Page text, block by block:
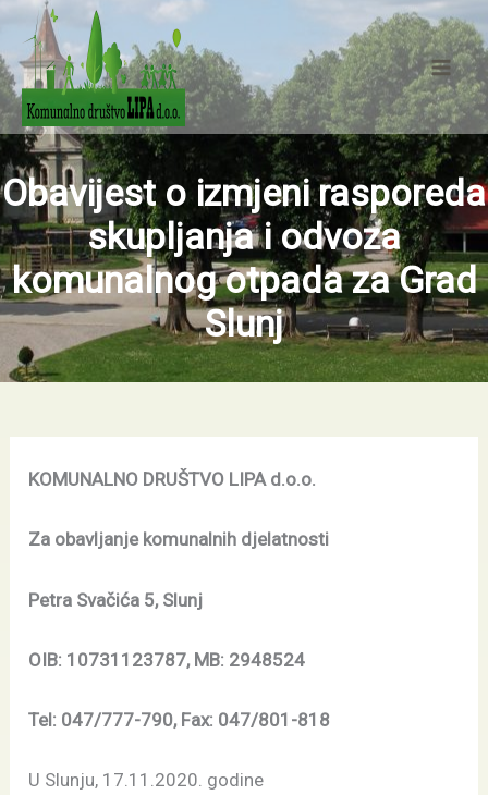
Skip
content
Obavijest o izmjeni rasporeda
skupljanja i odvoza
komunalnog otpada za Grad
Slunj
KOMUNALNO DRUŠTVO LIPA d.o.o.
Za obavljanje komunalnih djelatnosti
Petra Svačića 5, Slunj
OIB: 10731123787, MB: 2948524
Tel: 047/777-790, Fax: 047/801-818
U Slunju, 17.11.2020. godine